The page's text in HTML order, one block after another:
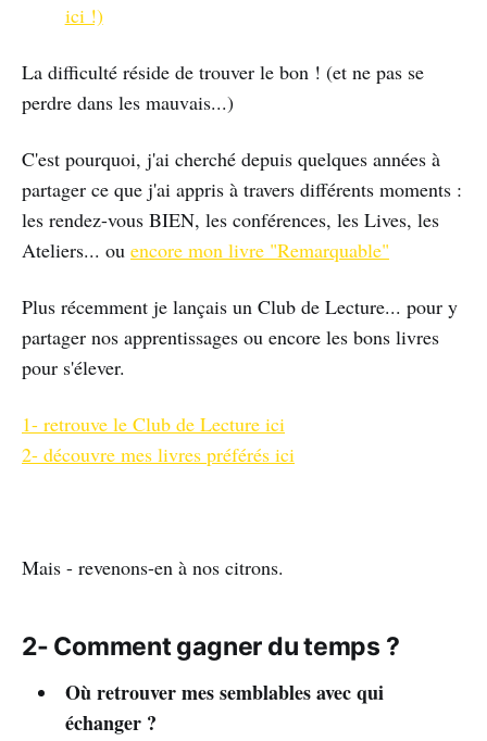
ici !)
La difficulté réside de trouver le bon ! (et ne pas se
perdre dans les mauvais...)
C'est pourquoi, j'ai cherché depuis quelques années à
partager ce que j'ai appris à travers différents moments :
les rendez-vous BIEN, les conférences, les Lives, les
Ateliers... ou encore mon livre "Remarquable"
Plus récemment je lançais un Club de Lecture... pour y
partager nos apprentissages ou encore les bons livres
pour s'élever.
1- retrouve le Club de Lecture ici
2- découvre mes livres préférés ici
Mais - revenons-en à nos citrons.
2- Comment gagner du temps ?
Où retrouver mes semblables avec qui
échanger ?